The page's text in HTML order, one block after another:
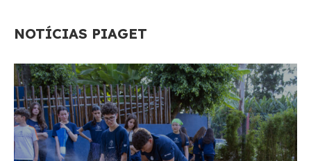
NOTÍCIAS PIAGET